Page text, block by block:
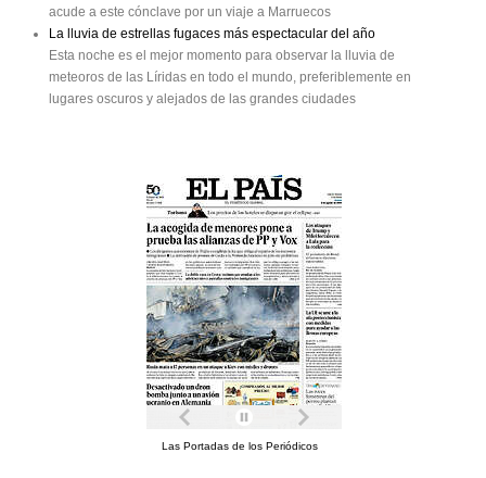
acude a este cónclave por un viaje a Marruecos
La lluvia de estrellas fugaces más espectacular del año
Esta noche es el mejor momento para observar la lluvia de
meteoros de las Líridas en todo el mundo, preferiblemente en
lugares oscuros y alejados de las grandes ciudades
Las Portadas de los Periódicos